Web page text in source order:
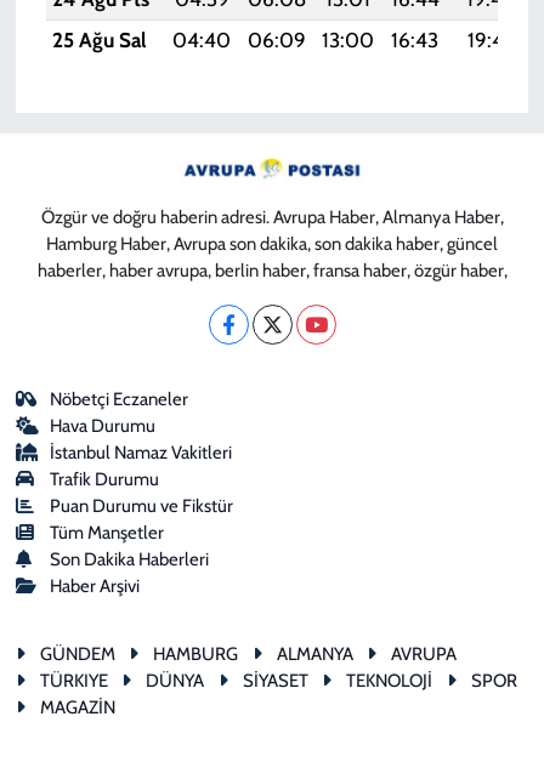
25 Ağu Sal
04:40 06:09 13:00 16:43 19:42
Özgür ve doğru haberin adresi. Avrupa Haber, Almanya Haber,
Hamburg Haber, Avrupa son dakika, son dakika haber, güncel
haberler, haber avrupa, berlin haber, fransa haber, özgür haber,
Nöbetçi Eczaneler
Hava Durumu
İstanbul Namaz Vakitleri
Trafik Durumu
Puan Durumu ve Fikstür
Tüm Manşetler
Son Dakika Haberleri
Haber Arşivi
GÜNDEM HAMBURG ALMANYA
AVRUPA
TÜRKIYE
DÜNYA SİYASET TEKNOLOJİ
SPOR
MAGAZİN